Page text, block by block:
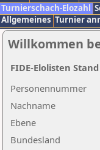
Turnierschach-Elozahl
Allgemeines Turnier
Willkommen
Nachname
Ebene
Personennummer
Bundesland
FIDE-Elolisten Stand